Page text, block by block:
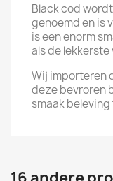
Black cod
genoemd en is
is een enorm
als de
Wij importeren
deze bevroren
smaak